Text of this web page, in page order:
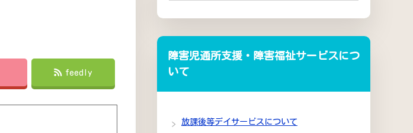
feedly
障害児通所支援・障害福祉サービスにつ
いて
放課後等デイサービスについて